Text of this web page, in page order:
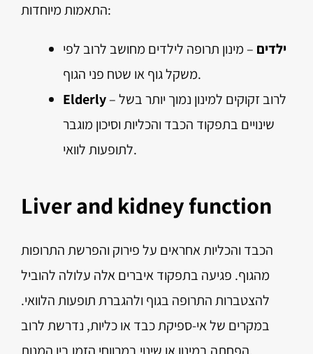
התאמות מיוחדות:
ילדים – מינון תרופה לילדים מחושב לרוב לפי
משקל גוף או שטח פני הגוף.
Elderly– לרוב זקוקים למינון נמוך יותר בשל
שינויים בתפקוד הכבד והכליות וסיכון מוגבר
לתופעות לוואי.
Liver and kidney function
הכבד והכליות אחראים על פירוק והפרשת התרופות
מהגוף. פגיעה בתפקוד איברים אלה עלולה להוביל
להצטברות התרופה בגוף ולהגברת תופעות הלוואי.
במקרים של אי-ספיקת כבד או כליות, נדרשת לרוב